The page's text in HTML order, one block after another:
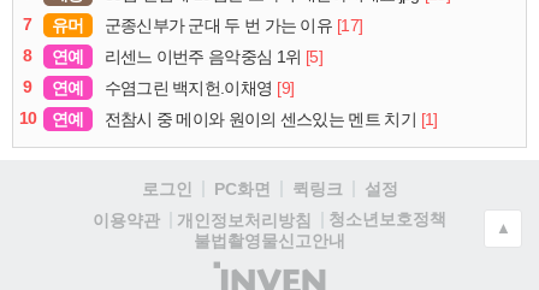
7
유머 군종신부가 군대 두 번 가는 이유 [17]
8
연예 리센느 이번주 음악중심 1위 [5]
9
연예 수염그린 백지헌.이채영 [9]
10
연예 전참시 중 메이와 원이의 센스있는 멘트 치기 [1]
로그인 PC화면 퀵링크
설정
이용약관
개인정보처리방침
청소년보호정책
불법촬영물신고안내
(주)
▲